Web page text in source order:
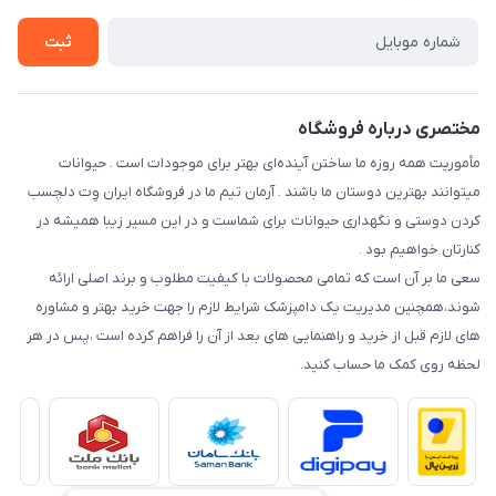
شرایط ارسال رایگان
ثبت
مختصری درباره فروشگاه
مأموریت همه روزه ما ساختن آینده‌ای بهتر برای موجودات است . حیوانات
میتوانند بهترین دوستان ما باشند . آرمان تیم ما در فروشگاه ایران وِت دلچسب
کردن دوستی و نگهداری حیوانات برای شماست و در این مسیر زیبا همیشه در
کنارتان خواهیم بود .
سعی ما بر آن است که تمامی محصولات با کیفیت مطلوب و برند اصلی ارائه
شوند،همچنین مدیریت یک دامپزشک شرایط لازم را جهت خرید بهتر و مشاوره
های لازم قبل از خرید و راهنمایی های بعد از آن را فراهم کرده است ،پس در هر
لحظه روی کمک ما حساب کنید.